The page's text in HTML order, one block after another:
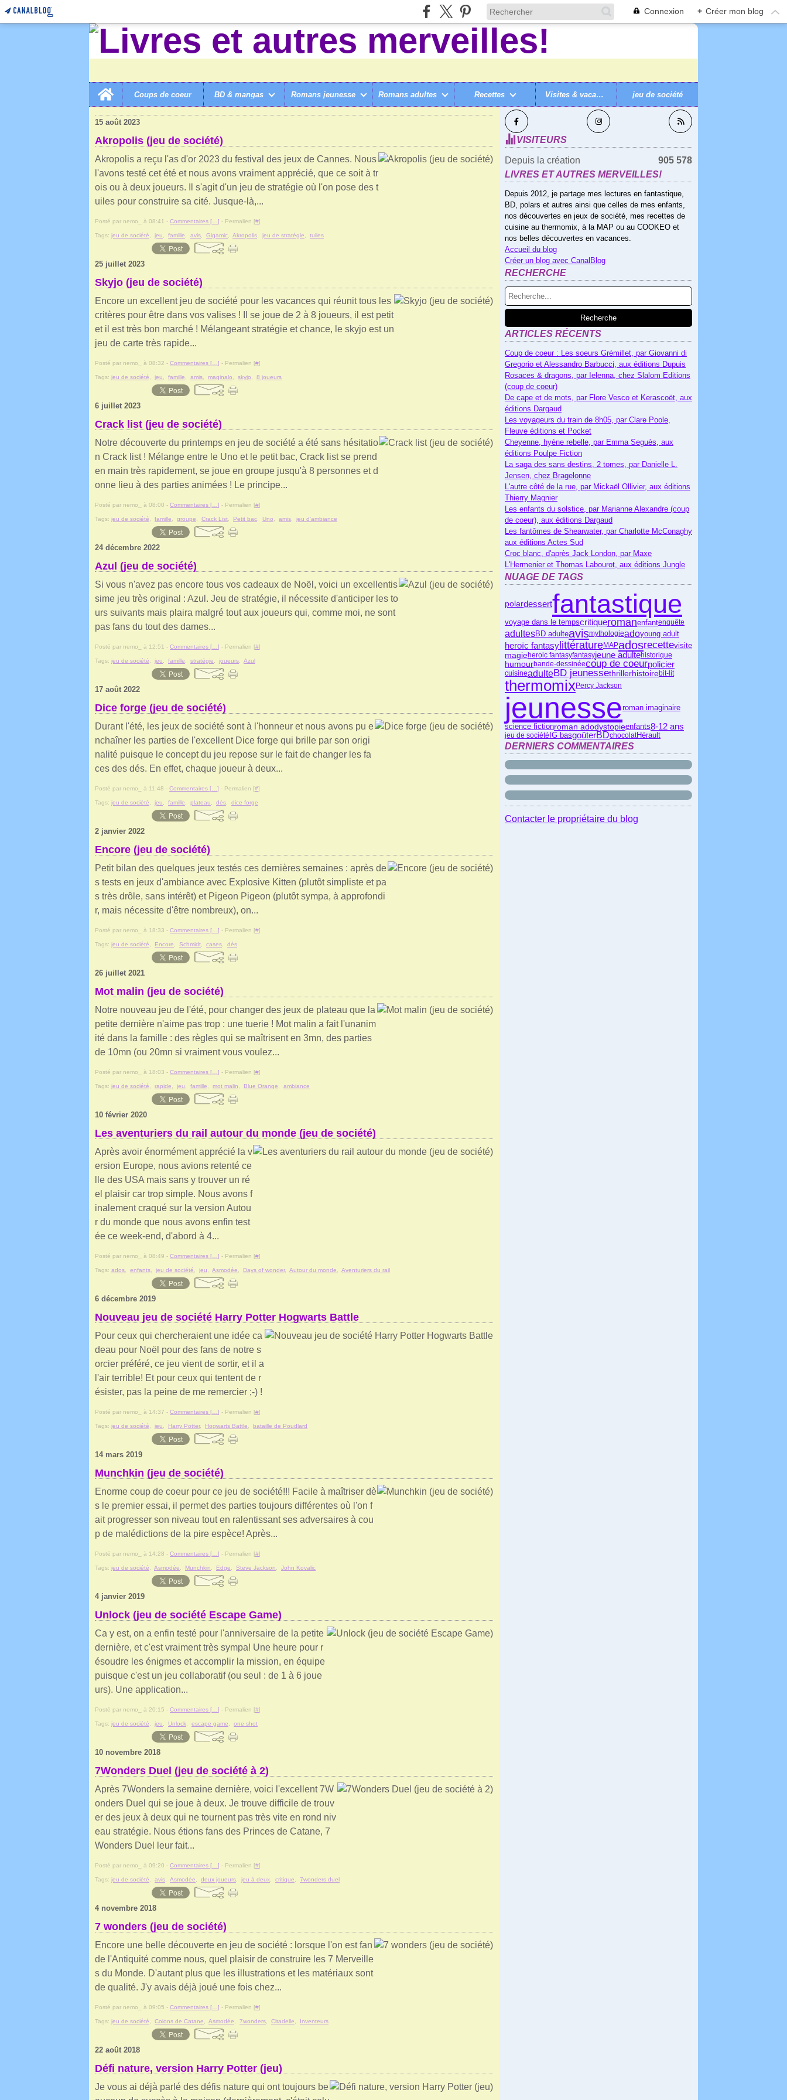
Connexion + Créer mon blog
Home
Coups de coeur
BD & mangas Romans jeunesse Romans adultes Recettes Visites & vacances jeu de société
LIVRES ET AUTRES MERVEILLES! > CATEGORIES > 7D JEUX DE SOCIÉTÉ & JOUETS
15 août 2023
Akropolis (jeu de société)
Akropolis a reçu l'as d'or 2023 du festival des jeux de Cannes. Nous
l'avons testé cet été et nous avons vraiment apprécié, que ce soit à tr
ois ou à deux joueurs. Il s'agit d'un jeu de stratégie où l'on pose des t
uiles pour construire sa cité. Jusque-là,...
Posté par nemo_ à 08:41 - Commentaires [ ] - Permalien [#]
Tags: jeu de société jeu famille avis Gigamic Akropolis jeu de stratégie tuiles
25 juillet 2023
Skyjo (jeu de société)
Encore un excellent jeu de société pour les vacances qui réunit tous les
critères pour être dans vos valises ! Il se joue de 2 à 8 joueurs, il est petit
et il est très bon marché ! Mélangeant stratégie et chance, le skyjo est un
jeu de carte très rapide...
Posté par nemo_ à 08:32 - Commentaires [ ] - Permalien [#]
Tags: jeu de société jeu famille amis maginalo skyjo 8 joueurs
6 juillet 2023
Crack list (jeu de société)
Notre découverte du printemps en jeu de société a été sans hésitatio
n Crack list ! Mélange entre le Uno et le petit bac, Crack list se prend
en main très rapidement, se joue en groupe jusqu'à 8 personnes et d
onne lieu à des parties animées ! Le principe...
Posté par nemo_ à 08:00 - Commentaires [ ] - Permalien [#]
Tags: jeu de société famille groupe Crack List Petit bac Uno amis jeu d'ambiance
24 décembre 2022
Azul (jeu de société)
Si vous n'avez pas encore tous vos cadeaux de Noël, voici un excellentis
sime jeu très original : Azul. Jeu de stratégie, il nécessite d'anticiper les to
urs suivants mais plaira malgré tout aux joueurs qui, comme moi, ne sont
pas fans du tout des dames...
Posté par nemo_ à 12:51 - Commentaires [ ] - Permalien [#]
Tags: jeu de société jeu famille stratégie joueurs Azul
17 août 2022
Dice forge (jeu de société)
Durant l'été, les jeux de société sont à l'honneur et nous avons pu e
nchaîner les parties de l'excellent Dice forge qui brille par son origi
nalité puisque le concept du jeu repose sur le fait de changer les fa
ces des dés. En effet, chaque joueur à deux...
Posté par nemo_ à 11:48 - Commentaires [ ] - Permalien [#]
Tags: jeu de société jeu famille plateau dés dice forge
2 janvier 2022
Encore (jeu de société)
Petit bilan des quelques jeux testés ces dernières semaines : après de
s tests en jeux d'ambiance avec Explosive Kitten (plutôt simpliste et pa
s très drôle, sans intérêt) et Pigeon Pigeon (plutôt sympa, à approfondi
r, mais nécessite d'être nombreux), on...
Posté par nemo_ à 18:33 - Commentaires [ ] - Permalien [#]
Tags: jeu de société Encore Schmidt cases dés
26 juillet 2021
Mot malin (jeu de société)
Notre nouveau jeu de l'été, pour changer des jeux de plateau que la
petite dernière n'aime pas trop : une tuerie ! Mot malin a fait l'unanim
ité dans la famille : des règles qui se maîtrisent en 3mn, des parties
de 10mn (ou 20mn si vraiment vous voulez...
Posté par nemo_ à 18:03 - Commentaires [ ] - Permalien [#]
Tags: jeu de société rapide jeu famille mot malin Blue Orange ambiance
10 février 2020
Les aventuriers du rail autour du monde (jeu de société)
Après avoir énormément apprécié la v
ersion Europe, nous avions retenté ce
lle des USA mais sans y trouver un ré
el plaisir car trop simple. Nous avons f
inalement craqué sur la version Autou
r du monde que nous avons enfin test
ée ce week-end, d'abord à 4...
Posté par nemo_ à 08:49 - Commentaires [ ] - Permalien [#]
Tags: ados enfants jeu de société jeu Asmodée Days of wonder, Autour du monde Aventuriers du rail
6 décembre 2019
Nouveau jeu de société Harry Potter Hogwarts Battle
Pour ceux qui chercheraient une idée ca
deau pour Noël pour des fans de notre s
orcier préféré, ce jeu vient de sortir, et il a
l'air terrible! Et pour ceux qui tentent de r
ésister, pas la peine de me remercier ;-) !
Posté par nemo_ à 14:37 - Commentaires [ ] - Permalien [#]
Tags: jeu de société jeu Harry Potter, Hogwarts Battle bataille de Poudlard
14 mars 2019
Munchkin (jeu de société)
Enorme coup de coeur pour ce jeu de société!!! Facile à maîtriser dè
s le premier essai, il permet des parties toujours différentes où l'on f
ait progresser son niveau tout en ralentissant ses adversaires à cou
p de malédictions de la pire espèce! Après...
Posté par nemo_ à 14:28 - Commentaires [ ] - Permalien [#]
Tags: jeu de société Asmodée Munchkin Edge Steve Jackson John Kovalic
4 janvier 2019
Unlock (jeu de société Escape Game)
Ca y est, on a enfin testé pour l'anniversaire de la petite
dernière, et c'est vraiment très sympa! Une heure pour r
ésoudre les énigmes et accomplir la mission, en équipe
puisque c'est un jeu collaboratif (ou seul : de 1 à 6 joue
urs). Une application...
Posté par nemo_ à 20:15 - Commentaires [ ] - Permalien [#]
Tags: jeu de société jeu Unlock escape game one shot
10 novembre 2018
7Wonders Duel (jeu de société à 2)
Après 7Wonders la semaine dernière, voici l'excellent 7W
onders Duel qui se joue à deux. Je trouve difficile de trouv
er des jeux à deux qui ne tournent pas très vite en rond niv
eau stratégie. Nous étions fans des Princes de Catane, 7
Wonders Duel leur fait...
Posté par nemo_ à 09:20 - Commentaires [ ] - Permalien [#]
Tags: jeu de société avis Asmodée deux joueurs jeu à deux critique 7wonders duel
4 novembre 2018
7 wonders (jeu de société)
Encore une belle découverte en jeu de société : lorsque l'on est fan
de l'Antiquité comme nous, quel plaisir de construire les 7 Merveille
s du Monde. D'autant plus que les illustrations et les matériaux sont
de qualité. J'y avais déjà joué une fois chez...
Posté par nemo_ à 09:05 - Commentaires [ ] - Permalien [#]
Tags: jeu de société Colons de Catane Asmodée 7wonders Citadelle Inventeurs
22 août 2018
Défi nature, version Harry Potter (jeu)
Je vous ai déjà parlé des défis nature qui ont toujours be
SUIVEZ-MOI
VISITEURS
Depuis la création
905 578
LIVRES ET AUTRES MERVEILLES!
Depuis 2012, je partage mes lectures en fantastique,
BD, polars et autres ainsi que celles de mes enfants,
nos découvertes en jeux de société, mes recettes de
cuisine au thermomix, à la MAP ou au COOKEO et
nos belles découvertes en vacances.
Accueil du blog
Créer un blog avec CanalBlog
RECHERCHE
ARTICLES RÉCENTS
Coup de coeur : Les soeurs Grémillet, par Giovanni di
Gregorio et Alessandro Barbucci, aux éditions Dupuis
Rosaces & dragons, par Ielenna, chez Slalom Editions
(coup de coeur)
De cape et de mots, par Flore Vesco et Kerascoët, aux
éditions Dargaud
Les voyageurs du train de 8h05, par Clare Poole,
Fleuve éditions et Pocket
Cheyenne, hyène rebelle, par Emma Seguès, aux
éditions Poulpe Fiction
La saga des sans destins, 2 tomes, par Danielle L.
Jensen, chez Bragelonne
L'autre côté de la rue, par Mickaël Ollivier, aux éditions
Thierry Magnier
Les enfants du solstice, par Marianne Alexandre (coup
de coeur), aux éditions Dargaud
Les fantômes de Shearwater, par Charlotte McConaghy
aux éditions Actes Sud
Croc blanc, d'après Jack London, par Maxe
L'Hermenier et Thomas Labourot, aux éditions Jungle
NUAGE DE TAGS
polardessertfantastique
voyage dans le tempscritiqueromanenfantenquête
adultesBD adulteavismythologieadoyoung adult
heroïc fantasylittératureMAPadosrecettevisite
magieheroic fantasyfantasyjeune adultehistorique
humourbande-dessinéecoup de coeurpolicier
cuisineadulteBD jeunessethrillerhistoirebit-lit
thermomixPercy Jackson
jeunesseroman imaginaire
science fictionroman adodystopieenfants8-12 ans
jeu de sociétéIG basgoûterBDchocolatHérault
DERNIERS COMMENTAIRES
Contacter le propriétaire du blog